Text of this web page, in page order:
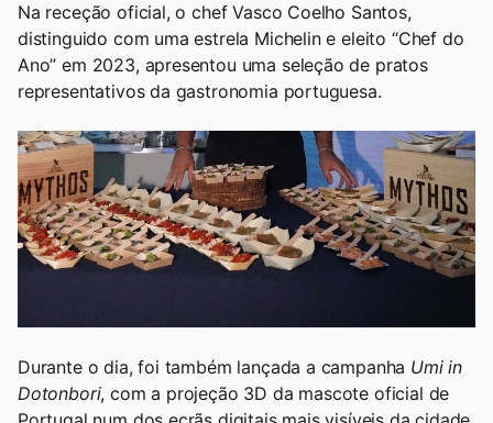
Na receção oficial, o chef Vasco Coelho Santos,
distinguido com uma estrela Michelin e eleito “Chef do
Ano” em 2023, apresentou uma seleção de pratos
representativos da gastronomia portuguesa.
Durante o dia, foi também lançada a campanha Umi in
Dotonbori, com a projeção 3D da mascote oficial de